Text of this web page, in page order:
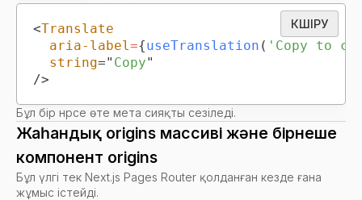
КӨШІРУ
<Translate
aria-label={useTranslation ( 'Copy to
string=" Copy"
/>
Бұл бір нәрсе өте мета сияқты сезіледі.
Жаһандық origins массиві және бірнеше
компонент origins
Бұл үлгі тек Next.js Pages Router қолданған кезде ғана
жұмыс істейді.